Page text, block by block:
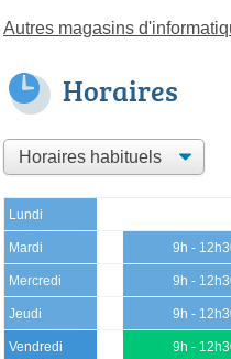
Autres magasins
Horaires
Lundi
Mardi 9h -
Mercredi 9h -
Jeudi 9h -
Vendredi 9h -